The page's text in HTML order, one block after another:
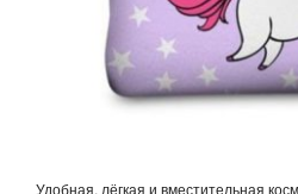
Удобная, лёгкая и вместительная